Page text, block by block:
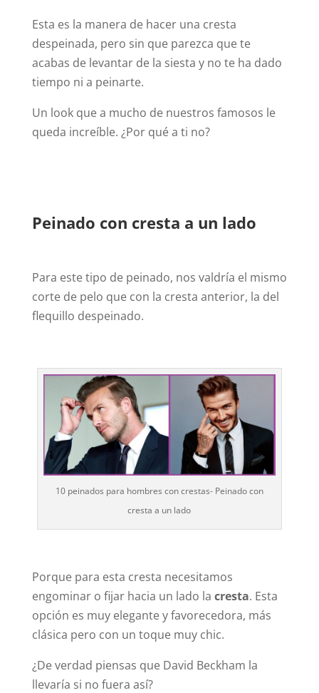
Esta es la manera de hacer una cresta
despeinada, pero sin que parezca que te
acabas de levantar de la siesta y no te ha dado
tiempo ni a peinarte.
Un look que a mucho de nuestros famosos le
queda increíble. ¿Por qué a ti no?
Peinado con cresta a un lado
Para este tipo de peinado, nos valdría el mismo
corte de pelo que con la cresta anterior, la del
flequillo despeinado.
10 peinados para hombres con crestas- Peinado con
cresta a un lado
Porque para esta cresta necesitamos
engominar o fijar hacia un lado la cresta. Esta
opción es muy elegante y favorecedora, más
clásica pero con un toque muy chic.
¿De verdad piensas que David Beckham la
llevaría si no fuera así?